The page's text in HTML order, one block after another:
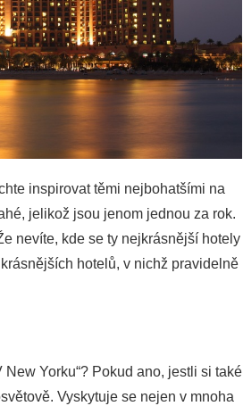
inspirovat těmi nejbohatšími na
jelikož jsou jenom jednou za rok.
nevíte, kde se ty nejkrásnější hotely
hotelů, v nichž pravidelně
Yorku“? Pokud ano, jestli si také
Vyskytuje se nejen v mnoha